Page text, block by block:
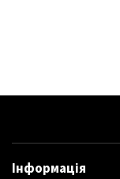
Інформація